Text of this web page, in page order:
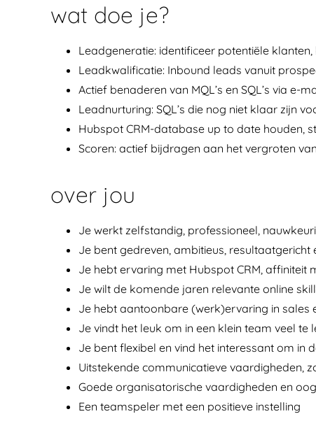
wat doe je?
Leadgeneratie: identificeer potentiële
Leadkwalificatie: Inbound leads vanuit
Actief benaderen van MQL’s en SQL’s via e-
Leadnurturing: SQL’s die nog niet klaar zijn
Hubspot CRM-database up to date houden,
Scoren: actief bijdragen aan het vergroten
over jou
Je werkt zelfstandig, professioneel,
Je bent gedreven, ambitieus, resultaatgericht
Je hebt ervaring met Hubspot CRM, affiniteit
Je wilt de komende jaren relevante online
Je hebt aantoonbare (werk)ervaring in
Je vindt het leuk om in een klein team veel te
Je bent flexibel en vind het interessant om in
Uitstekende communicatieve vaardigheden,
Goede organisatorische vaardigheden en
Een teamspeler met een positieve instelling